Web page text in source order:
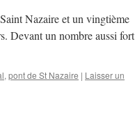
Nazaire et un vingtième
Devant un nombre aussi fort
, pont de St Nazaire | Laisser un